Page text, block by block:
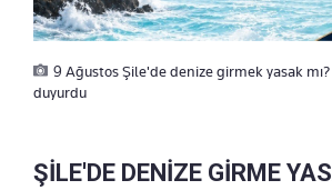
9 Ağustos Şile'de denize girmek yasak mı?
duyurdu
ŞİLE'DE DENİZE GİRME